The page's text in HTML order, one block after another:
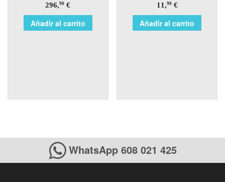
296,90 €
Añadir al carrito
11,90€
Añadir al carrito
WhatsApp 608 021 425